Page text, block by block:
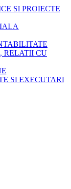
SI PROIECTE
RELATII CU
SI EXECUTARI